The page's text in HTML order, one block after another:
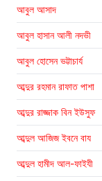
আবুল আসাদ
আবুল হাসান আলী নদভী
আবুল হোসেন ভট্টাচার্য
আব্দুর রহমান রাফাত পাশা
আব্দুর রাজ্জাক বিন ইউসুফ
আব্দুল আজিজ ইবনে বায
আব্দুল হামীদ আল-ফাইযী